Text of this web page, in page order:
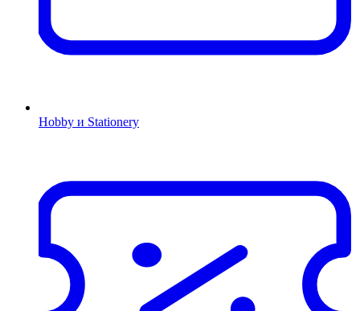
Hobby и Stationery